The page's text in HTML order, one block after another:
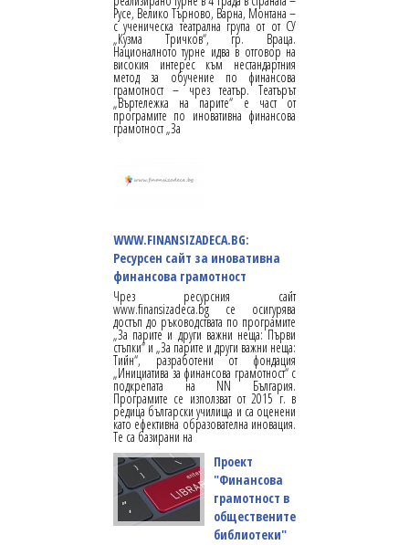
Русе, Велико Търново, Варна, Монтана –
с ученическа театрална група от от СУ
„Кузма Тричков“, гр. Враца.
Националното турне идва в отговор на
високия интерес към нестандартния
метод за обучение по финансова
грамотност – чрез театър. Театърът
„Въртележка на парите“ е част от
програмите по иновативна финансова
грамотност „За
WWW.FINANSIZADECA.BG:
Ресурсен сайт за иновативна
финансова грамотност
Чрез ресурсния сайт
www.finansizadeca.bg се осигурява
достъп до ръководствата по програмите
„За парите и други важни неща: Първи
стъпки“ и „За парите и други важни неща:
Тийн“, разработени от фондация
„Инициатива за финансова грамотност“ с
подкрепата на NN България.
Програмите се използват от 2015 г. в
редица български училища и са оценени
като ефективна образователна иновация.
Те са базирани на
Проект
"Финансова
грамотност в
обществените
библиотеки"